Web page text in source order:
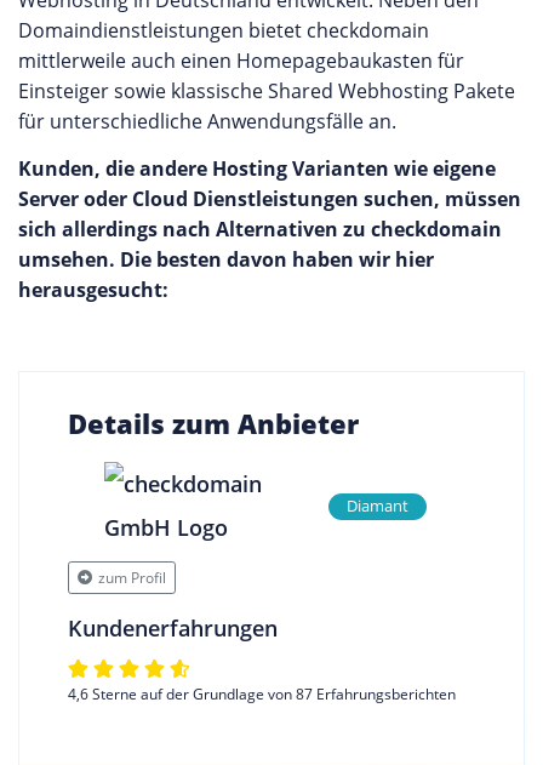
Domaindienstleistungen bietet checkdomain
mittlerweile auch einen Homepagebaukasten für
Einsteiger sowie klassische Shared Webhosting Pakete
für unterschiedliche Anwendungsfälle an.
Kunden, die andere Hosting Varianten wie eigene
Server oder Cloud Dienstleistungen suchen, müssen
sich allerdings nach Alternativen zu checkdomain
umsehen. Die besten davon haben wir hier
herausgesucht:
Details zum Anbieter
Diamant
zum Profil
Kundenerfahrungen
4,6 Sterne auf der Grundlage von 87 Erfahrungsberichten